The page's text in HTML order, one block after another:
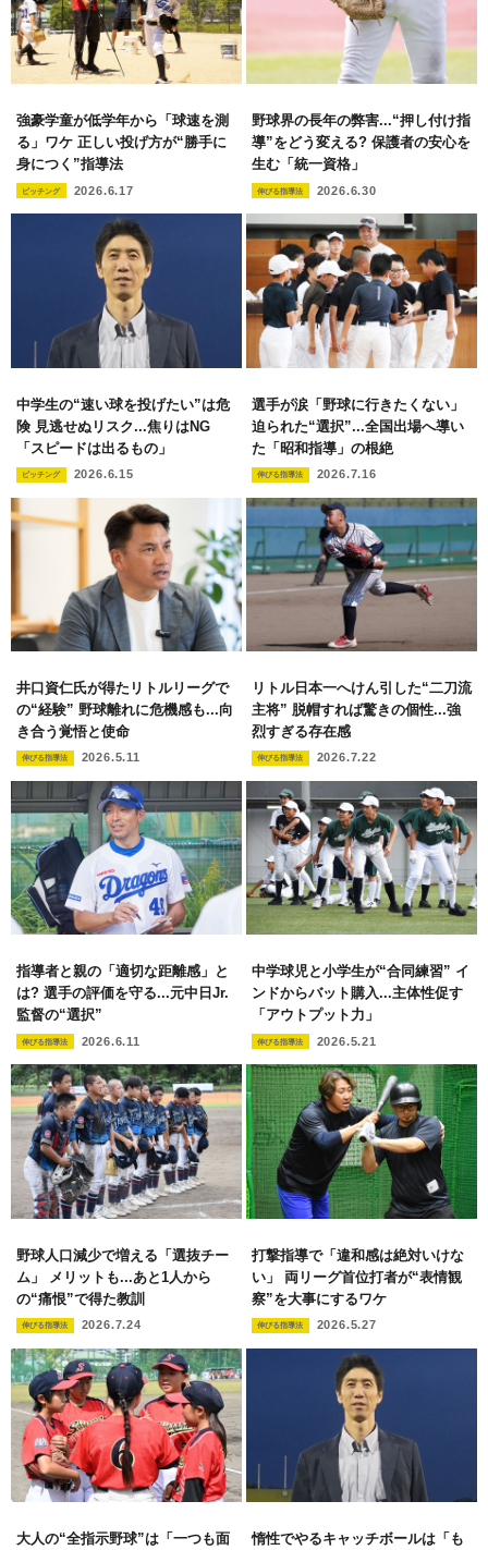
強豪学童が低学年から「球速を測
る」ワケ 正しい投げ方が“勝手に
身につく”指導法
ピッチング 2026.6.17
野球界の長年の弊害...“押し付け指
導”をどう変える? 保護者の安心を
生む「統一資格」
伸びる指導法 2026.6.30
中学生の“速い球を投げたい”は危
険 見逃せぬリスク...焦りはNG
「スピードは出るもの」
ピッチング 2026.6.15
選手が涙「野球に行きたくない」
迫られた“選択”...全国出場へ導い
た「昭和指導」の根絶
伸びる指導法 2026.7.16
井口資仁氏が得たリトルリーグで
の“経験” 野球離れに危機感も...向
き合う覚悟と使命
伸びる指導法 2026.5.11
リトル日本一へけん引した“二刀流
主将” 脱帽すれば驚きの個性...強
烈すぎる存在感
伸びる指導法 2026.7.22
指導者と親の「適切な距離感」と
は? 選手の評価を守る...元中日Jr.
監督の“選択”
伸びる指導法 2026.6.11
中学球児と小学生が“合同練習” イ
ンドからバット購入...主体性促す
「アウトプット力」
伸びる指導法 2026.5.21
野球人口減少で増える「選抜チー
ム」 メリットも...あと1人から
の“痛恨”で得た教訓
伸びる指導法 2026.7.24
打撃指導で「違和感は絶対いけな
い」 両リーグ首位打者が“表情観
察”を大事にするワケ
伸びる指導法 2026.5.27
大人の“全指示野球”は「一つも面
惰性でやるキャッチボールは「も